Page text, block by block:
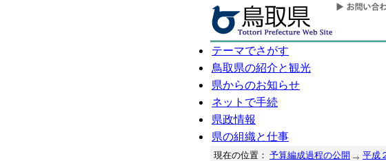
テーマでさがす
鳥取県の紹介と観光
県からのお知らせ
ネットで手続
県政情報
県の組織と仕事
現在の位置： 予算編成過程の公開 平成